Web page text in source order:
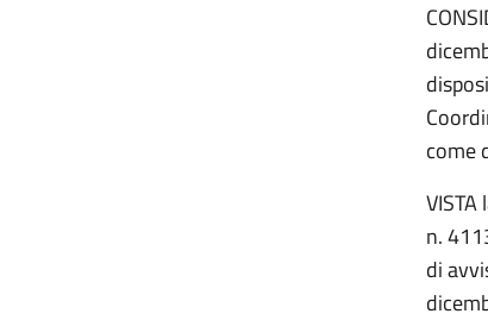
come
n.
di